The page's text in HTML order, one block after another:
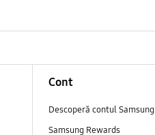
Cont
Descoperă contul Samsung
Samsung Rewards